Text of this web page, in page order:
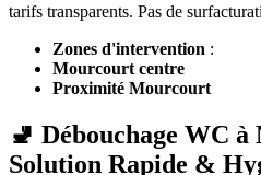
tarifs transparents. Pas de
Zones d'intervention :
Mourcourt centre
Proximité Mourcourt
🚽 Débouchage WC
Solution Rapide &